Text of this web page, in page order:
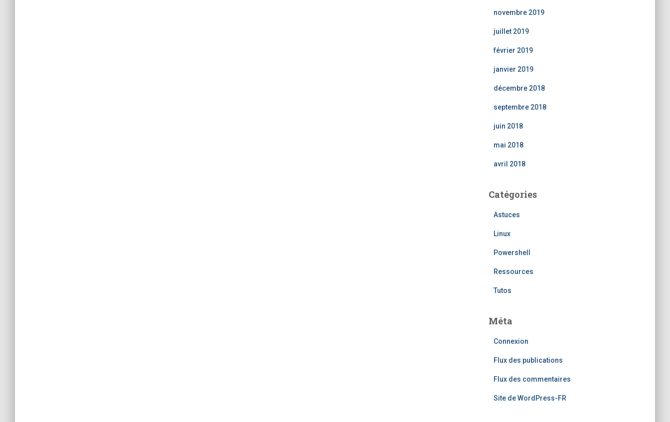
novembre 2019
juillet 2019
février 2019
janvier 2019
décembre 2018
septembre 2018
juin 2018
mai 2018
avril 2018
Catégories
Astuces
Linux
Powershell
Ressources
Tutos
Méta
Connexion
Flux des publications
Flux des commentaires
Site de WordPress-FR